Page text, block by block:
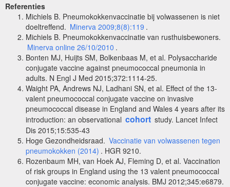
Referenties
Michiels B. Pneumokokkenvaccinatie bij volwassenen is niet
doeltreffend. Minerva 2009;8(8):119 .
Michiels B. Pneumokokkenvaccinatie van rusthuisbewoners.
Minerva online 26/10/2010 .
Bonten MJ, Huijts SM, Bolkenbaas M, et al. Polysaccharide
conjugate vaccine against pneumococcal pneumonia in
adults. N Engl J Med 2015;372:1114-25.
Waight PA, Andrews NJ, Ladhani SN, et al. Effect of the 13-
valent pneumococcal conjugate vaccine on invasive
pneumococcal disease in England and Wales 4 years after its
introduction: an observational cohort study. Lancet Infect
Dis 2015;15:535-43
Hoge Gezondheidsraad. Vaccinatie van volwassenen tegen
pneumokokken (2014) . HGR 9210.
Rozenbaum MH, van Hoek AJ, Fleming D, et al. Vaccination
of risk groups in England using the 13 valent pneumococcal
conjugate vaccine: economic analysis. BMJ 2012;345:e6879.